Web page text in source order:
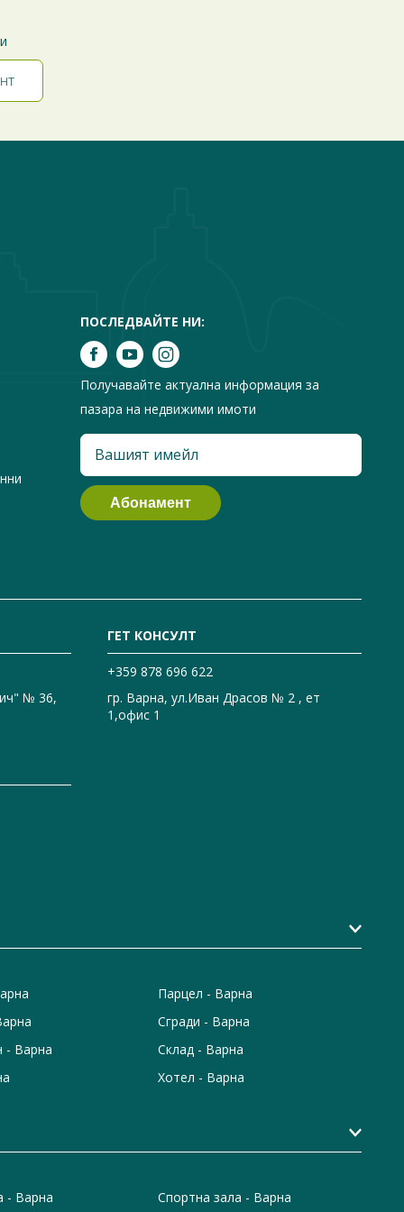
ПОСЛЕДВАЙТЕ НИ:
Получавайте актуална информация за
пазара на недвижими имоти
№ 36,
ГЕТ КОНСУЛТ
+359 878 696 622
гр. Варна, ул.Иван Драсов № 2 , ет
1,офис 1
- Варна
Парцел - Варна
Сгради - Варна
Склад - Варна
Хотел - Варна
- Варна Спортна зала - Варна